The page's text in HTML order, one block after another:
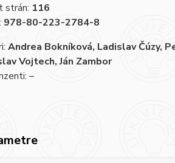
strán: 116
978-80-223-2784-8
Andrea Bokníková, Ladislav Čúzy,
Vojtech, Ján Zambor
–